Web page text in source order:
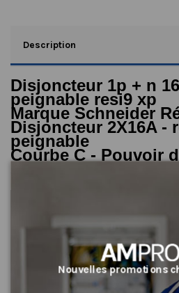
Description
Disjoncteur 1p + n
peignable resi9 xp
Marque Schneider
Disjoncteur 2X16A -
peignable
Courbe C - Pouvoir
Référence Fab R9PFC616
Disjoncteur
Conforme NF
Nouvelles promotions